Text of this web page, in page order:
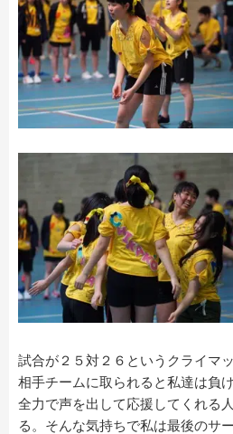
試合が２５対２６というクライマ
相手チームに取られると私達は負
全力で声を出して応援してくれる
る。そんな気持ちで私は最後のサ